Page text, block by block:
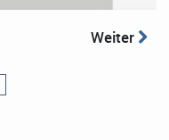
Weiter